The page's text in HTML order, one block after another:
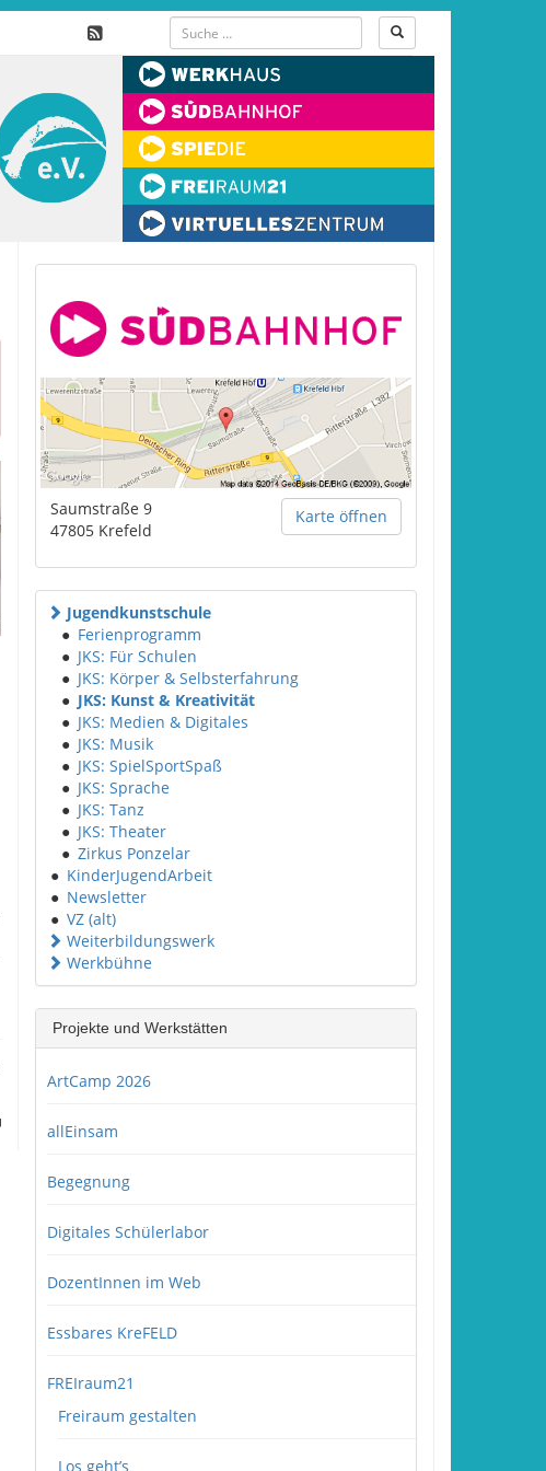
Karte öffnen
Saumstraße 9
47805 Krefeld
Jugendkunstschule
● Ferienprogramm
● JKS: Für Schulen
● JKS: Körper & Selbsterfahrung
● JKS: Kunst & Kreativität
● JKS: Medien & Digitales
● JKS: Musik
● JKS: SpielSportSpaß
● JKS: Sprache
● JKS: Tanz
● JKS: Theater
● Zirkus Ponzelar
● KinderJugendArbeit
● Newsletter
● VZ (alt)
Weiterbildungswerk
Werkbühne
Projekte und Werkstätten
ArtCamp 2026
allEinsam
Begegnung
Digitales Schülerlabor
DozentInnen im Web
Essbares KreFELD
FREIraum21
Freiraum gestalten
Los geht’s